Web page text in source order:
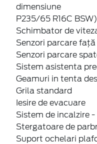
dimensiune
P235/65 R16C BSW)
Schimbator de
Senzori parcare față
Senzori parcare
Sistem asistenta
Geamuri in tenta
Grila standard
Iesire de evacuare
Sistem de incalzire
Stergatoare de
Suport ochelari